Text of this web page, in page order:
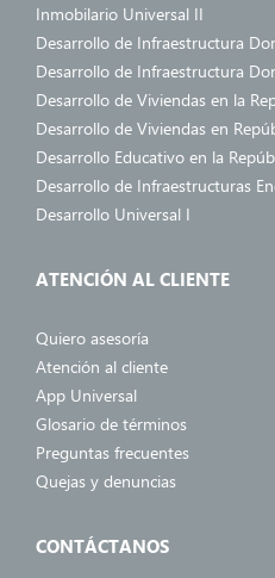
Inmobilario Universal II
Desarrollo de Infraestructura
Desarrollo de Infraestructura
Desarrollo de Viviendas en la
Desarrollo de Viviendas en
Desarrollo Educativo en la
Desarrollo de Infraestructuras
Desarrollo Universal I
ATENCIÓN AL CLIENTE
Quiero asesoría
Atención al cliente
App Universal
Glosario de términos
Preguntas frecuentes
Quejas y denuncias
CONTÁCTANOS